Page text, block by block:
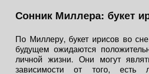
Сонник Миллера: букет
По Миллеру, букет ирисов во
будущем ожидаются
личной жизни. Они могут
зависимости от того, есть